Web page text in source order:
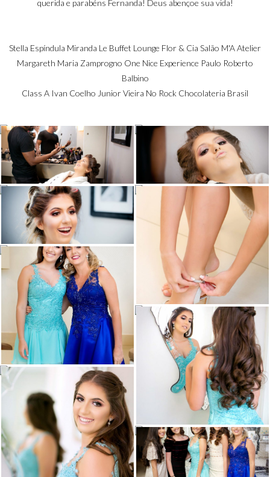
querida e parabéns Fernanda! Deus abençoe sua vida!
Stella Espíndula Miranda Le Buffet Lounge Flor & Cia Salão M'A Atelier
Margareth Maria Zamprogno One Nice Experience Paulo Roberto
Balbino
Class A Ivan Coelho Junior Vieira No Rock Chocolateria Brasil